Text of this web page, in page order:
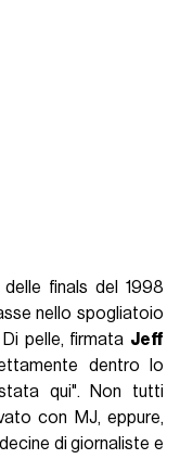
finals del 1998
nello spogliatoio
pelle, firmata Jeff
dentro lo
qui". Non tutti
con MJ, eppure,
di giornaliste e